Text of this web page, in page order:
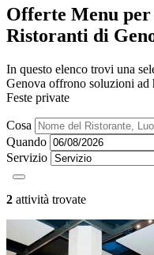
Offerte Menu
Ristoranti di
In questo elenco trovi una
Genova offrono soluzioni
Feste private
Cosa
Quando
Servizio
2 attività trovate